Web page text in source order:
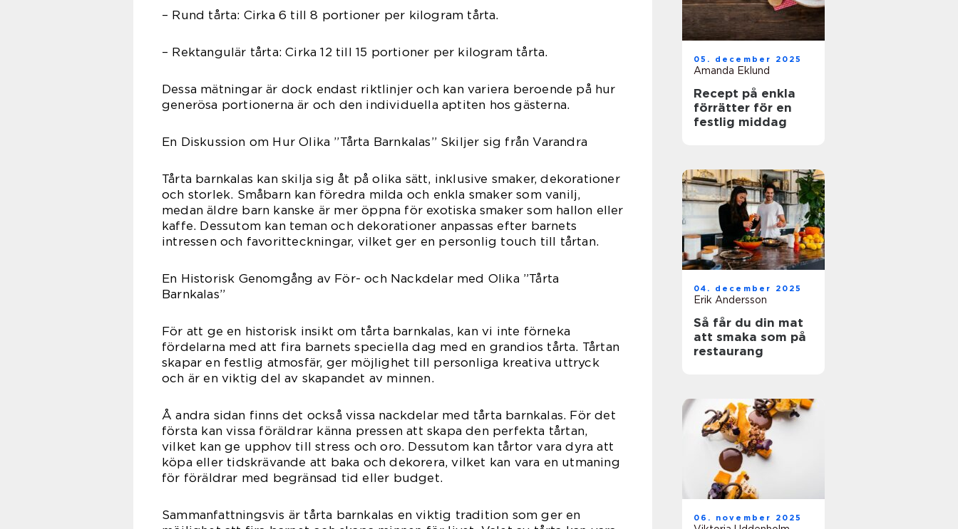
– Rund tårta: Cirka 6 till 8 portioner per kilogram tårta.
– Rektangulär tårta: Cirka 12 till 15 portioner per kilogram tårta.
Dessa mätningar är dock endast riktlinjer och kan variera beroende på hur
generösa portionerna är och den individuella aptiten hos gästerna.
En Diskussion om Hur Olika ”Tårta Barnkalas” Skiljer sig från Varandra
Tårta barnkalas kan skilja sig åt på olika sätt, inklusive smaker, dekorationer
och storlek. Småbarn kan föredra milda och enkla smaker som vanilj,
medan äldre barn kanske är mer öppna för exotiska smaker som hallon eller
kaffe. Dessutom kan teman och dekorationer anpassas efter barnets
intressen och favoritteckningar, vilket ger en personlig touch till tårtan.
En Historisk Genomgång av För- och Nackdelar med Olika ”Tårta
Barnkalas”
För att ge en historisk insikt om tårta barnkalas, kan vi inte förneka
fördelarna med att fira barnets speciella dag med en grandios tårta. Tårtan
skapar en festlig atmosfär, ger möjlighet till personliga kreativa uttryck
och är en viktig del av skapandet av minnen.
Å andra sidan finns det också vissa nackdelar med tårta barnkalas. För det
första kan vissa föräldrar känna pressen att skapa den perfekta tårtan,
vilket kan ge upphov till stress och oro. Dessutom kan tårtor vara dyra att
köpa eller tidskrävande att baka och dekorera, vilket kan vara en utmaning
för föräldrar med begränsad tid eller budget.
Sammanfattningsvis är tårta barnkalas en viktig tradition som ger en
05. december 2025
Amanda Eklund
Recept på enkla
förrätter för en
festlig middag
04. december 2025
Erik Andersson
Så får du din mat
att smaka som på
restaurang
06. november 2025